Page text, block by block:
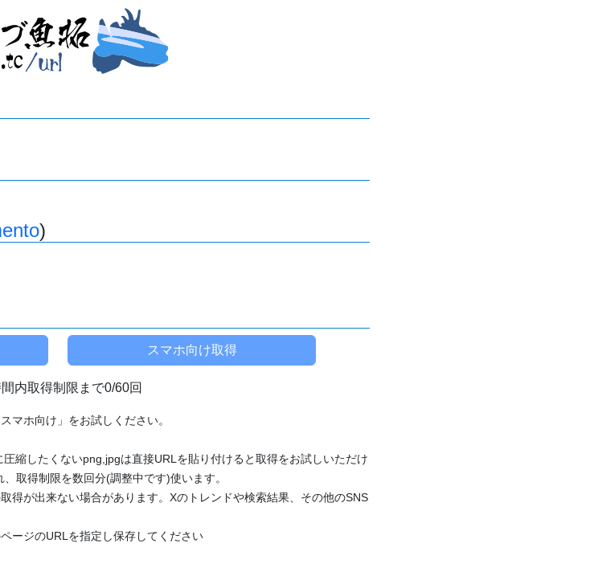
)
内取得制限まで0/60回
マホ向け」をお試しください。
縮したくないpng,jpgは直接URLを貼り付けると取得をお試しいただけ
取得制限を数回分(調整中です)使います。
得が出来ない場合があります。Xのトレンドや検索結果、その他のSNS
ージのURLを指定し保存してください